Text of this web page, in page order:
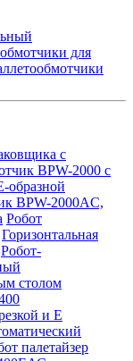
для
с
BPW-2000 с
образной
BPW-2000AC,
Робот
Горизонтальная
Робот-
столом
и Е
палетайзер